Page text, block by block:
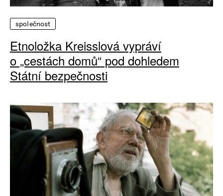
společnost
Etnoložka Kreisslová vypráví
o „cestách domů“ pod dohledem
Státní bezpečnosti